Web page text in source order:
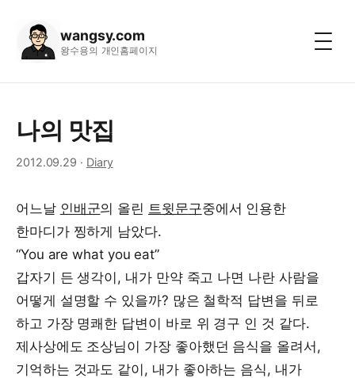
wangsy.com
왕수용의 개인홈페이지
나의 맛집
2012.09.29 · Diary
어느날 인배군의 올린 트윗문구중에서 인용한
한마디가 찡하게 남았다.
“You are what you eat”
갑자기 든 생각이, 내가 만약 죽고 나면 나란 사람을
어떻게 설명할 수 있을까? 많은 철학적 답변을 뒤로
하고 가장 명쾌한 답변이 바로 위 경구 인 것 같다.
제사상에도 조상님이 가장 좋아했던 음식을 올려서,
기억하는 것과도 같이, 내가 좋아하는 음식, 내가